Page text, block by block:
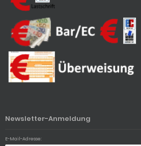
Newsletter-Anmeldung
E-Mail-Adresse: